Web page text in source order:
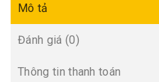
Mô tả
Đánh giá (0)
Thông tin thanh toán